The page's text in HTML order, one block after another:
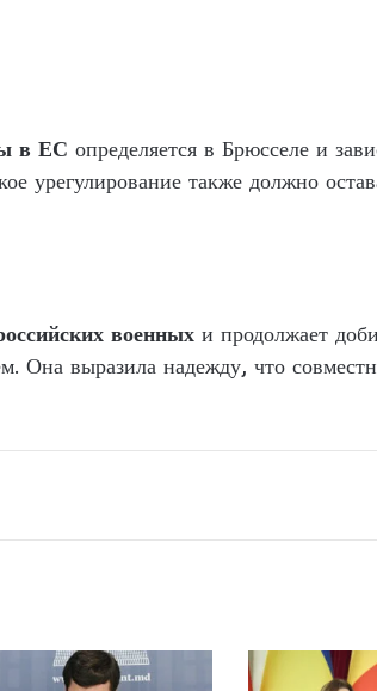
в ЕС определяется в Брюсселе и
урегулирование также должно
военных и продолжает
Она выразила надежду, что